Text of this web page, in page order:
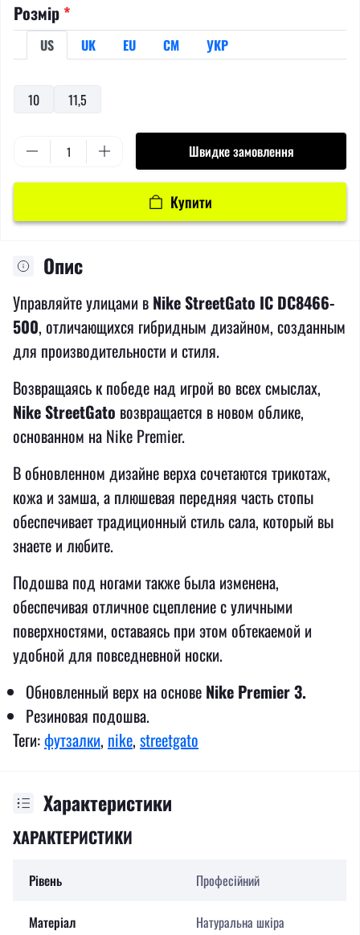
Розмір *
US UK EU СМ УКР
10 11,5
Швидке замовлення
Купити
Опис
Управляйте улицами в Nike StreetGato IC DC8466-
500, отличающихся гибридным дизайном, созданным
для производительности и стиля.
Возвращаясь к победе над игрой во всех смыслах,
Nike StreetGato возвращается в новом облике,
основанном на Nike Premier.
В обновленном дизайне верха сочетаются трикотаж,
кожа и замша, а плюшевая передняя часть стопы
обеспечивает традиционный стиль сала, который вы
знаете и любите.
Подошва под ногами также была изменена,
обеспечивая отличное сцепление с уличными
поверхностями, оставаясь при этом обтекаемой и
удобной для повседневной носки.
Обновленный верх на основе Nike Premier 3.
Резиновая подошва.
Теги:футзалки, nike, streetgato
Характеристики
ХАРАКТЕРИСТИКИ
Рівень Професійний
Матеріал Натуральна шкіра